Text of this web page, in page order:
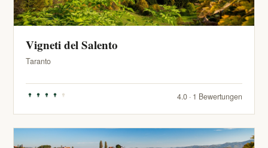
Vigneti del Salento
Taranto
4.0 · 1 Bewertungen